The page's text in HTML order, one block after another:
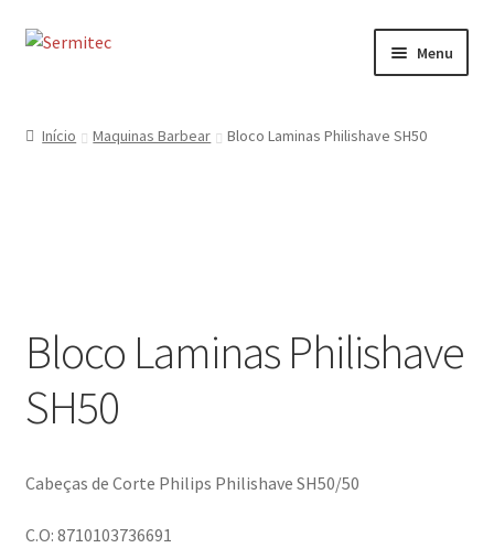
Ir
Saltar
Menu
Contactos
Formulário de Contacto
Início Maquinas Barbear Bloco Laminas Philishave SH50
Bloco Laminas Philishave
SH50
Cabeças de Corte Philips Philishave SH50/50
C.O: 8710103736691